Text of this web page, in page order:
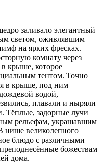
заливало элегантный
светом, оживлявшим
на ярких фресках.
комнату через
в крыше, которое
тентом. Точно
в крыше, под ним
водой,
плавали и ныряли
Тёплые, задорные лучи
рельефам, украшавшим
нише великолепного
блюдо с различными
божествам
дома.